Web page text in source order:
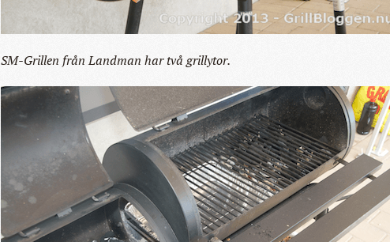
SM-Grillen från Landman har två grillytor.